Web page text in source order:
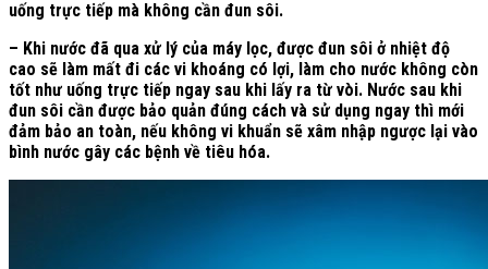
uống trực tiếp mà không cần đun sôi.
– Khi nước đã qua xử lý của máy lọc, được đun sôi ở nhiệt độ
cao sẽ làm mất đi các vi khoáng có lợi, làm cho nước không còn
tốt như uống trực tiếp ngay sau khi lấy ra từ vòi. Nước sau khi
đun sôi cần được bảo quản đúng cách và sử dụng ngay thì mới
đảm bảo an toàn, nếu không vi khuẩn sẽ xâm nhập ngược lại vào
bình nước gây các bệnh về tiêu hóa.